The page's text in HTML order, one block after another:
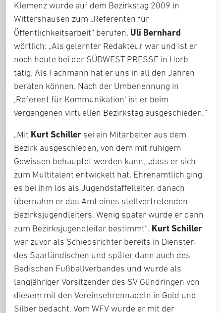
Klemenz wurde auf dem Bezirkstag 2009 in
Wittershausen zum „Referenten für
Öffentlichkeitsarbeit“ berufen. Uli Bernhard
wörtlich: „Als gelernter Redakteur war und ist er
noch heute bei der SÜDWEST PRESSE in Horb
tätig. Als Fachmann hat er uns in all den Jahren
beraten können. Nach der Umbenennung in
‚Referent für Kommunikation‘ ist er beim
vergangenen virtuellen Bezirkstag ausgeschieden.“
„Mit Kurt Schiller sei ein Mitarbeiter aus dem
Bezirk ausgeschieden, von dem mit ruhigem
Gewissen behauptet werden kann, „dass er sich
zum Multitalent entwickelt hat. Ehrenamtlich ging
es bei ihm los als Jugendstaffelleiter, danach
übernahm er das Amt eines stellvertretenden
Bezirksjugendleiters. Wenig später wurde er dann
zum Bezirksjugendleiter bestimmt“. Kurt Schiller
war zuvor als Schiedsrichter bereits in Diensten
des Saarländischen und später dann auch des
Badischen Fußballverbandes und wurde als
langjähriger Vorsitzender des SV Gündringen von
diesem mit den Vereinsehrennadeln in Gold und
Silber bedacht. Vom WFV wurde er mit der